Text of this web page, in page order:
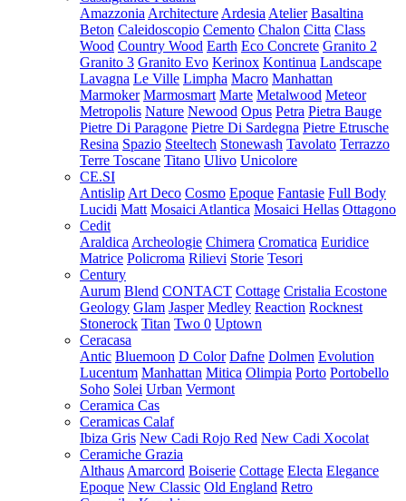
Amazzonia Architecture Ardesia Atelier Basaltina
Beton Caleidoscopio Cemento Chalon Citta Class
Wood Country Wood Earth Eco Concrete Granito 2
Granito 3 Granito Evo Kerinox Kontinua Landscape
Lavagna Le Ville Limpha Macro Manhattan
Marmoker Marmosmart Marte Metalwood Meteor
Metropolis Nature Newood Opus Petra Pietra Bauge
Pietre Di Paragone Pietre Di Sardegna Pietre Etrusche
Resina Spazio Steeltech Stonewash Tavolato Terrazzo
Terre Toscane Titano Ulivo Unicolore
CE.SI
Antislip Art Deco Cosmo Epoque Fantasie Full Body
Lucidi Matt Mosaici Atlantica Mosaici Hellas Ottagono
Cedit
Araldica Archeologie Chimera Cromatica Euridice
Matrice Policroma Rilievi Storie Tesori
Century
Aurum Blend CONTACT Cottage Cristalia Ecostone
Geology Glam Jasper Medley Reaction Rocknest
Stonerock Titan Two 0 Uptown
Ceracasa
Antic Bluemoon D Color Dafne Dolmen Evolution
Lucentum Manhattan Mitica Olimpia Porto Portobello
Soho Solei Urban Vermont
Ceramica Cas
Ceramicas Calaf
Ibiza Gris New Cadi Rojo Red New Cadi Xocolat
Ceramiche Grazia
Althaus Amarcord Boiserie Cottage Electa Elegance
Epoque New Classic Old England Retro